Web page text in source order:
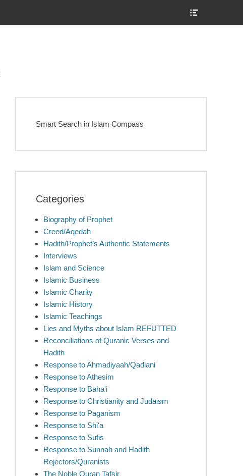
Smart Search in Islam Compass
Categories
Biography of Prophet
Creed/Aqedah
Hadith/Prophet’s Authentic Statements
Interviews
Islam and Science
Islamic Business
Islamic Charity
Islamic History
Islamic Teachings
Lies and Myths about Islam REFUTTED
Reconciliations of Quranic Verses and
Hadith
Response to Ahmadiyaah/Qadiani
Response to Athesim
Response to Baha'i
Response to Christianity and Judaism
Response to Paganism
Response to Shi'a
Response to Sufis
Response to Sunnah and Hadith
Rejectors/Quranists
The Noble Quran Tafsir